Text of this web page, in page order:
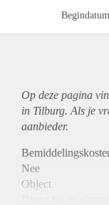
Begindatum
Op deze pagina
in Tilburg. Als je
aanbieder.
Nee
Object